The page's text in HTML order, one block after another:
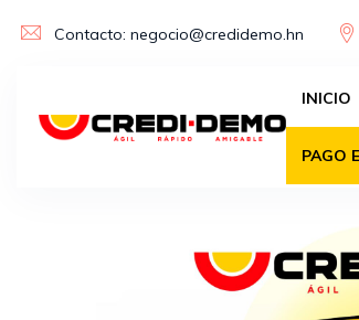
Contacto: negocio@credidemo.hn
INICIO
PAGO